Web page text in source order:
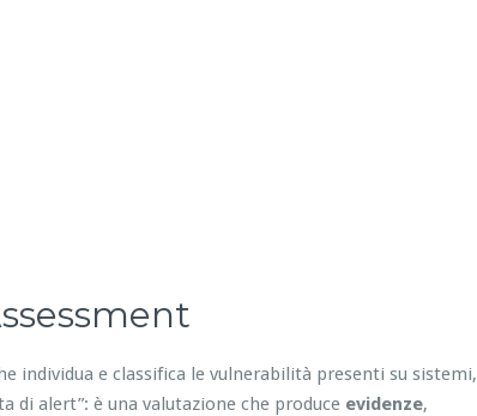
individua e classifica le vulnerabilità presenti su sistemi,
di alert”: è una valutazione che produce evidenze,